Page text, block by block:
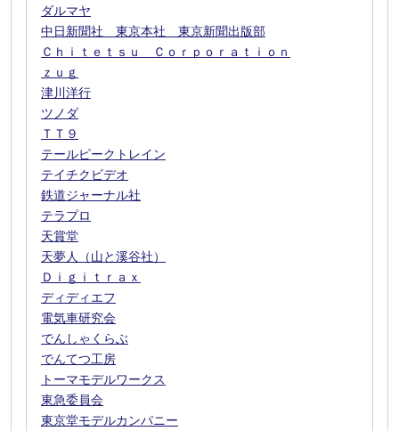
ダルマヤ
中日新聞社 東京本社 東京新聞出版部
Ｃｈｉｔｅｔｓｕ Ｃｏｒｐｏｒａｔｉｏｎ
ｚｕｇ
津川洋行
ツノダ
ＴＴ９
テールピークトレイン
テイチクビデオ
鉄道ジャーナル社
テラプロ
天賞堂
天夢人（山と溪谷社）
Ｄｉｇｉｔｒａｘ
ディディエフ
電気車研究会
でんしゃくらぶ
でんてつ工房
トーマモデルワークス
東急委員会
東京堂モデルカンパニー